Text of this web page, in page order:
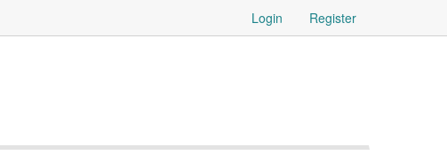
Login Register